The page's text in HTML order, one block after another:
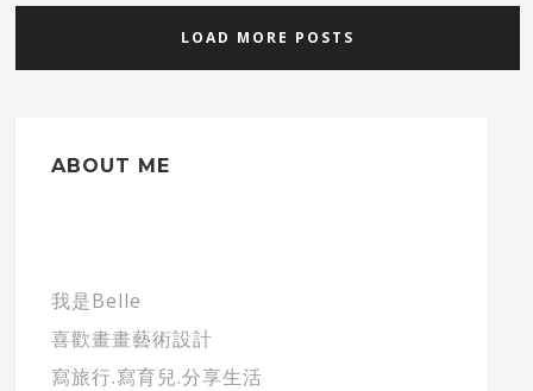
LOAD MORE POSTS
ABOUT ME
我是Belle
喜歡畫畫藝術設計
寫旅行.寫育兒.分享生活